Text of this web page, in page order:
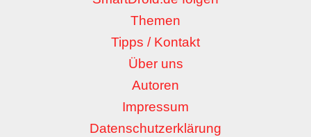
Themen
Tipps / Kontakt
Über uns
Autoren
Impressum
Datenschutzerklärung